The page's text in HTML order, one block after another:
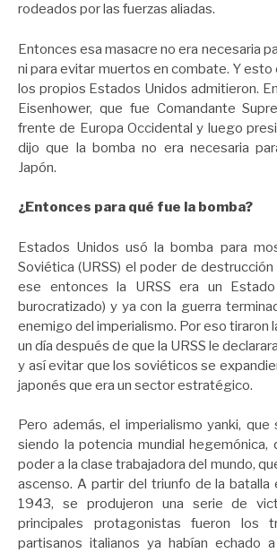
rodeados por las fuerzas aliadas.
Entonces esa masacre no era necesaria
ni para evitar muertos en combate. Y esto
los propios Estados Unidos admitieron.
Eisenhower, que fue Comandante
frente de Europa Occidental y luego
dijo que la bomba no era necesaria
Japón.
¿Entonces para qué fue la bomba?
Estados Unidos usó la bomba para
Soviética (URSS) el poder de destrucción
ese entonces la URSS era un Estado
burocratizado) y ya con la guerra
enemigo del imperialismo. Por eso tiraron
un día después de que la URSS le
y así evitar que los soviéticos se
japonés que era un sector estratégico.
Pero además, el imperialismo yanki, que
siendo la potencia mundial hegemónica,
poder a la clase trabajadora del mundo,
ascenso. A partir del triunfo de la batalla
1943, se produjeron una serie de
principales protagonistas fueron los
partisanos italianos ya habían echado